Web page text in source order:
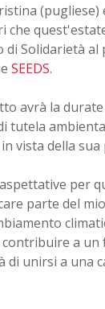
(pugliese)
che
di Solidarietà
SEEDS.
avrà la
tutela
vista della sua
per
parte del
a
unirsi a una